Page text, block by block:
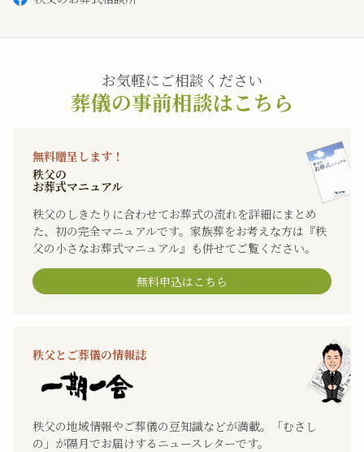
お気軽にご相談ください
葬儀の事前相談はこちら
無料贈呈します！
秩父の
お葬式マニュアル
秩父のしきたりに合わせてお葬式の流れを詳細にまとめ
た、初の完全マニュアルです。家族葬をお考えな方は『秩
父の小さなお葬式マニュアル』も併せてご覧ください。
無料申込はこちら
秩父とご葬儀の情報誌
秩父の地域情報やご葬儀の豆知識などが満載。「むさし
の」が隔月でお届けするニュースレターです。